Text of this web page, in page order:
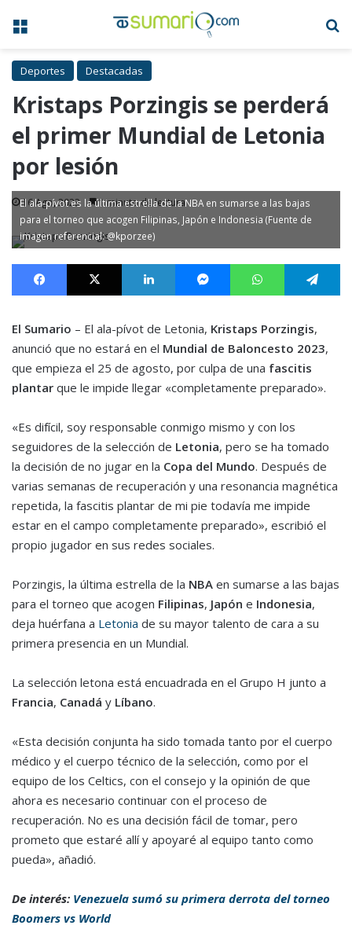
Menú
Deportes Destacadas
Kristaps Porzingis se perderá
el primer Mundial de Letonia
por lesión
16 Ago, 2023 1 minuto de lectura
El ala-pívot es la última estrella de la NBA en sumarse a las bajas
para el torneo que acogen Filipinas, Japón e Indonesia (Fuente de
imagen referencial: @kporzee)
Facebook X LinkedIn MessengerWhatsApp
El Sumario – El ala-pívot de Letonia, Kristaps Porzingis,
anunció que no estará en el Mundial de Baloncesto 2023,
que empieza el 25 de agosto, por culpa de una fascitis
plantar que le impide llegar «completamente preparado».
«Es difícil, soy responsable conmigo mismo y con los
seguidores de la selección de Letonia, pero se ha tomado
la decisión de no jugar en la Copa del Mundo. Después de
varias semanas de recuperación y una resonancia magnética
repetida, la fascitis plantar de mi pie todavía me impide
estar en el campo completamente preparado», escribió el
propio jugador en sus redes sociales.
Porzingis, la última estrella de la NBA en sumarse a las bajas
para el torneo que acogen Filipinas, Japón e Indonesia,
deja huérfana a Letonia de su mayor talento de cara a su
primera presencia en un Mundial.
La selección letona está encuadrada en el Grupo H junto a
Francia, Canadá y Líbano.
«Esta decisión conjunta ha sido tomada tanto por el cuerpo
médico y el cuerpo técnico de la selección, como por el
equipo de los Celtics, con el consejo y la opinión de que
ahora es necesario continuar con el proceso de
recuperación. No es una decisión fácil de tomar, pero
prometo que estaré allí y apoyaré al equipo tanto como
pueda», añadió.
De interés: Venezuela sumó su primera derrota del torneo
Boomers vs World